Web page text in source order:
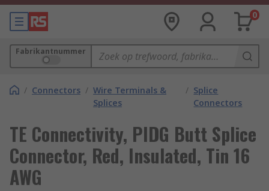
0
Fabrikantnummer
/ Connectors / Wire Terminals &
Splices
/ Splice
Connectors
TE Connectivity, PIDG Butt Splice
Connector, Red, Insulated, Tin 16
AWG